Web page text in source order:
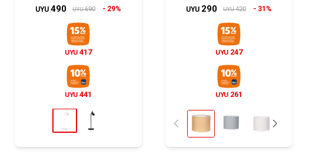
UYU 490 UYU 690 29%
UYU 417
UYU 441
UYU 290 UYU 420 31%
UYU 247
UYU 261